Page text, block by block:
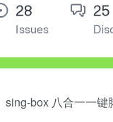
box 八合一一键